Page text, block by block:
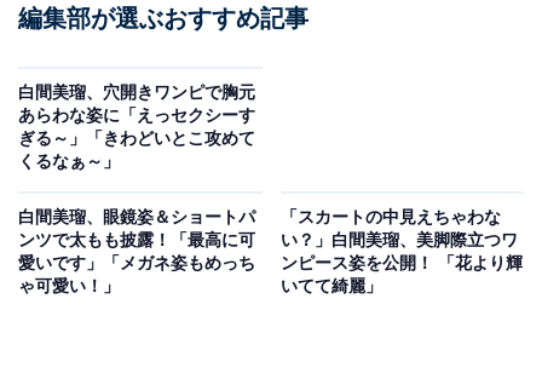
編集部が選ぶおすすめ記事
白間美瑠、穴開きワンピで胸元
あらわな姿に「えっセクシーす
ぎる～」「きわどいとこ攻めて
くるなぁ～」
白間美瑠、眼鏡姿＆ショートパ
ンツで太もも披露！「最高に可
愛いです」「メガネ姿もめっち
ゃ可愛い！」
「スカートの中見えちゃわな
い？」白間美瑠、美脚際立つワ
ンピース姿を公開！ 「花より輝
いてて綺麗」